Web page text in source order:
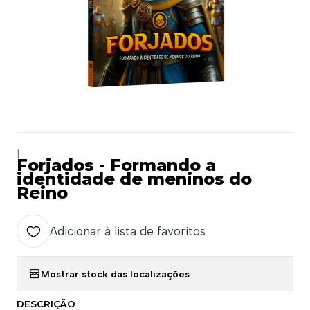
Forjados - Formando a
identidade de meninos do
Reino
Adicionar à lista de favoritos
Mostrar stock das localizações
DESCRIÇÃO